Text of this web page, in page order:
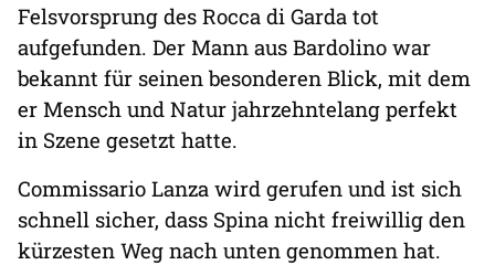
Felsvorsprung des Rocca di Garda tot
aufgefunden. Der Mann aus Bardolino war
bekannt für seinen besonderen Blick, mit dem
er Mensch und Natur jahrzehntelang perfekt
in Szene gesetzt hatte.
Commissario Lanza wird gerufen und ist sich
schnell sicher, dass Spina nicht freiwillig den
kürzesten Weg nach unten genommen hat.